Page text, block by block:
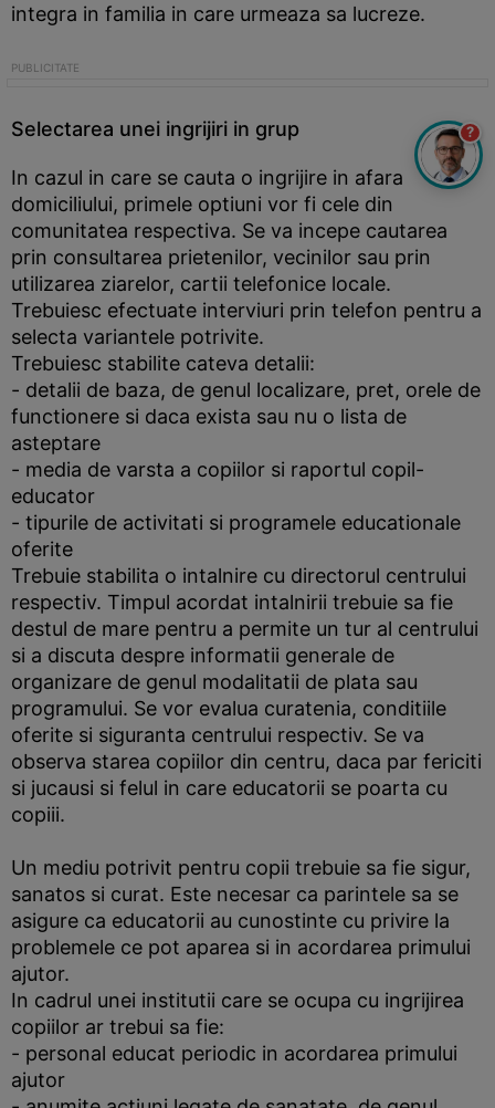
integra in familia in care urmeaza sa lucreze.
Selectarea unei ingrijiri in grup
In cazul in care se cauta o ingrijire in afara
domiciliului, primele optiuni vor fi cele din
comunitatea respectiva. Se va incepe cautarea
prin consultarea prietenilor, vecinilor sau prin
utilizarea ziarelor, cartii telefonice locale.
Trebuiesc efectuate interviuri prin telefon pentru a
selecta variantele potrivite.
Trebuiesc stabilite cateva detalii:
- detalii de baza, de genul localizare, pret, orele de
functionere si daca exista sau nu o lista de
asteptare
- media de varsta a copiilor si raportul copil-
educator
- tipurile de activitati si programele educationale
oferite
Trebuie stabilita o intalnire cu directorul centrului
respectiv. Timpul acordat intalnirii trebuie sa fie
destul de mare pentru a permite un tur al centrului
si a discuta despre informatii generale de
organizare de genul modalitatii de plata sau
programului. Se vor evalua curatenia, conditiile
oferite si siguranta centrului respectiv. Se va
observa starea copiilor din centru, daca par fericiti
si jucausi si felul in care educatorii se poarta cu
copiii.
Un mediu potrivit pentru copii trebuie sa fie sigur,
sanatos si curat. Este necesar ca parintele sa se
asigure ca educatorii au cunostinte cu privire la
problemele ce pot aparea si in acordarea primului
ajutor.
In cadrul unei institutii care se ocupa cu ingrijirea
copiilor ar trebui sa fie:
- personal educat periodic in acordarea primului
ajutor
?